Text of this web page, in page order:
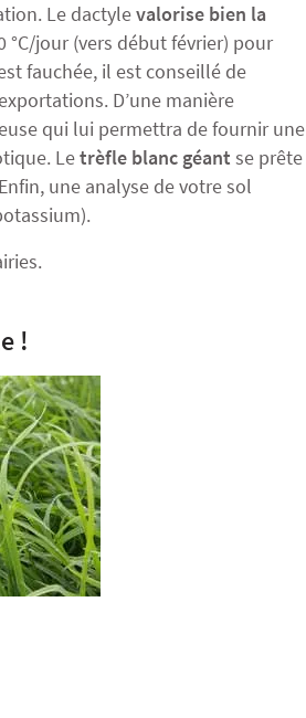
Le dactylevalorise bien la
°C/jour (vers début février) pour
fauchée, il est conseillé de
D’une manière
qui lui permettra de fournir une
Letrèfle blanc géant se prête
une analyse de votre sol
!